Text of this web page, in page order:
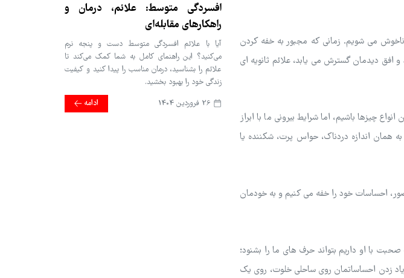
می شویم. زمانی که مجبور به خفه کردن
دیدمان گسترش می یابد، علائم ثانویه ای
باشیم، اما شرایط بیرونی ما با ابراز
همان اندازه دردناک، حواس پرت، شکننده یا
احساسات خود را خفه می کنیم و به خودمان
با او داریم بتواند حرف های ما را بشنود؛
زدن احساساتمان روی ساحلی خلوت، روی یک
افسردگی متوسط: علائم، درمان و
راهکارهای مقابله‌ای
آیا با علائم افسردگی متوسط دست و پنجه نرم
می‌کنید؟ این راهنمای کامل به شما کمک می‌کند تا
علائم را بشناسید، درمان مناسب را پیدا کنید و کیفیت
زندگی خود را بهبود بخشید.
ادامه